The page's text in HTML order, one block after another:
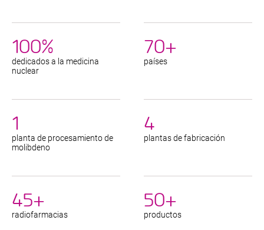
100%
dedicados a la medicina
nuclear
70+
países
1
planta de procesamiento de
molibdeno
4
plantas de fabricación
45+
radiofarmacias
50+
productos